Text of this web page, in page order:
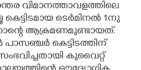
വിമാനത്താവളത്തിലെ
കെട്ടിടമായ ടെർമിനൽ 1നു
ആക്രമണമുണ്ടായത്.
കെട്ടിടത്തിന്
കുവൈറ്റ്